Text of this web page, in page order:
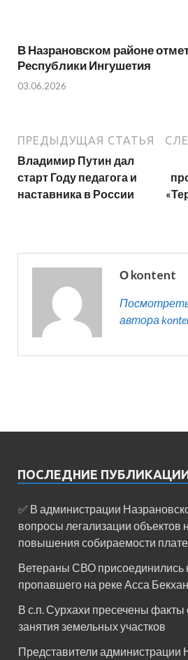
В Назрановском районе
Республики Ингушетия
03.06.2026
ПРЕДЫДУЩАЯ СТАТЬЯ
Владимир Путин дал
старт Году педагога и
наставника в России
О kontent
Посмотреть
автора
ПОСЛЕДНИЕ
✅ В администрации
вопросы легализации объектов
повышения собираемости
Ветераны СВО присоединились
пропавшего на реке Асса
В с.п. Сурхахи пресечены факты
занятия земельных участков
Представители администрации